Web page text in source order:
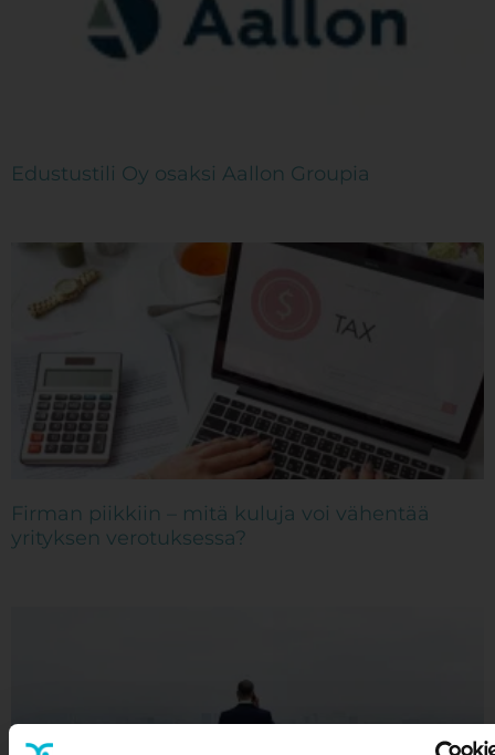
Edustustili Oy osaksi Aallon Groupia
Firman piikkiin – mitä kuluja voi vähentää
yrityksen verotuksessa?